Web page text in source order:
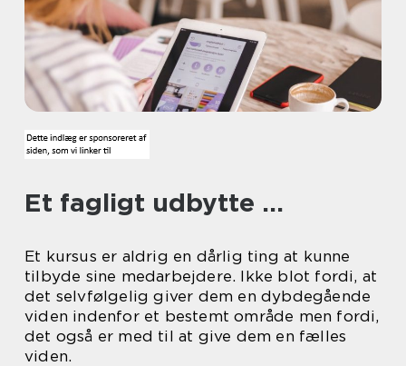
Et fagligt udbytte …
Et kursus er aldrig en dårlig ting at kunne
tilbyde sine medarbejdere. Ikke blot fordi, at
det selvfølgelig giver dem en dybdegående
viden indenfor et bestemt område men fordi,
det også er med til at give dem en fælles
viden.